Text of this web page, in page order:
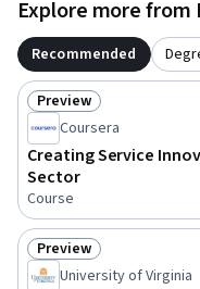
Explore more from
Recommended
Status: Preview
Preview
Coursera
Creating Service
Sector
Course
Status: Preview
Preview
University of Virginia